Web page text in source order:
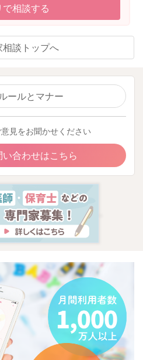
で相談する
談トップへ
ールとマナー
見をお聞かせください
い合わせはこちら